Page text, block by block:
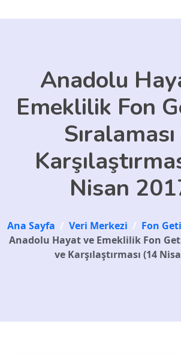
Anadolu
Emeklilik Fon
Nisan
Ana Sayfa / Veri Merkezi / Fon
Anadolu Hayat ve Emeklilik Fon
ve Karşılaştırması (14